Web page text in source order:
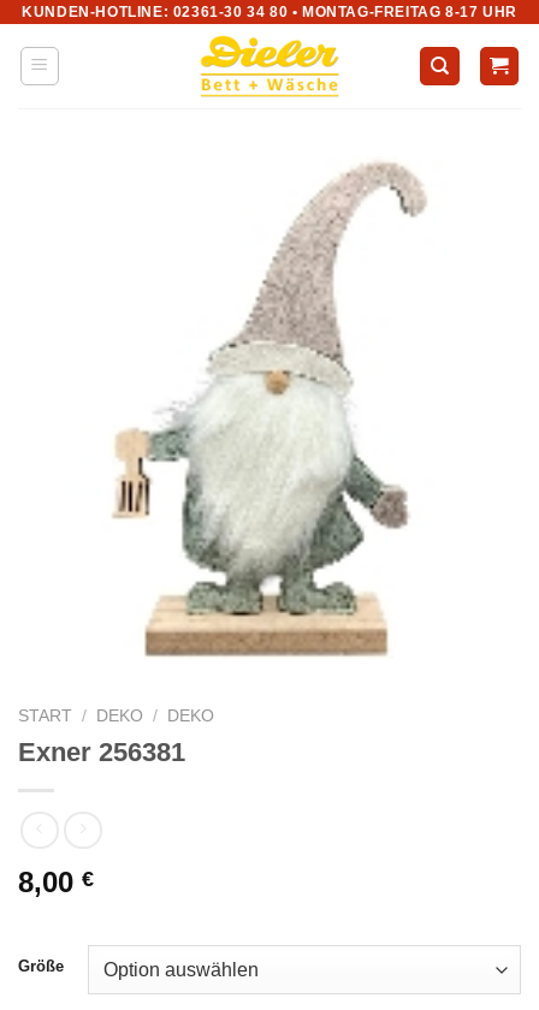
Zum
Inhalt
springen
KUNDEN-HOTLINE: 02361-30 34 80 • MONTAG-FREITAG 8-17 UHR
START / DEKO / DEKO
Exner 256381
8,00 €
Größe